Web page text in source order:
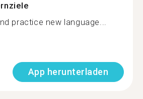
practice new language...
App herunterladen